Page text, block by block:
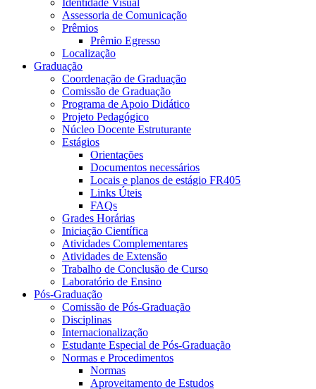
Identidade Visual
Assessoria de Comunicação
Prêmios
Prêmio Egresso
Localização
Graduação
Coordenação de Graduação
Comissão de Graduação
Programa de Apoio Didático
Projeto Pedagógico
Núcleo Docente Estruturante
Estágios
Orientações
Documentos necessários
Locais e planos de estágio FR405
Links Úteis
FAQs
Grades Horárias
Iniciação Científica
Atividades Complementares
Atividades de Extensão
Trabalho de Conclusão de Curso
Laboratório de Ensino
Pós-Graduação
Comissão de Pós-Graduação
Disciplinas
Internacionalização
Estudante Especial de Pós-Graduação
Normas e Procedimentos
Normas
Aproveitamento de Estudos